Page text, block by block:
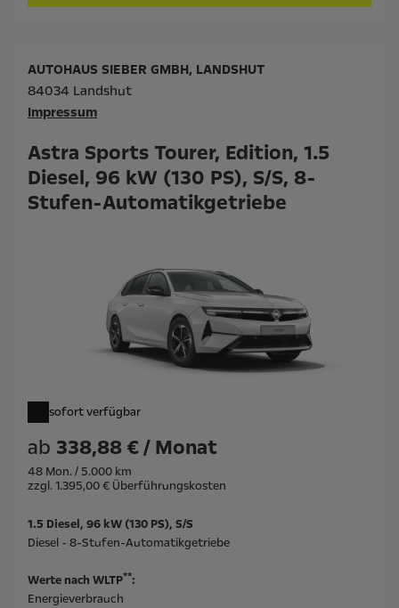
Astra Sports Tourer, Edition, 1.5
Diesel, 96 kW (130 PS), S/S, 8-
Stufen-Automatikgetriebe
sofort verfügbar
ab 338,88 € / Monat
48 Mon. / 5.000 km
zzgl. 1.395,00 € Überführungskosten
AUTOHAUS SIEBER GMBH, LANDSHUT
84034 Landshut
Impressum
1.5 Diesel, 96 kW (130 PS), S/S
Diesel - 8-Stufen-Automatikgetriebe
Werte nach WLTP**:
Energieverbrauch